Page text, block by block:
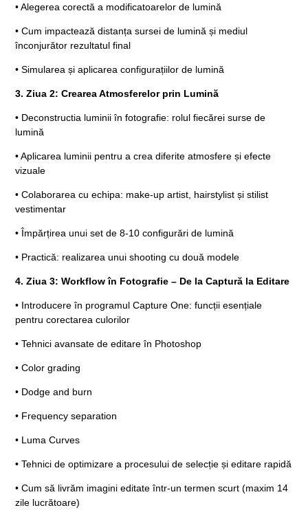
• Alegerea corectă a modificatoarelor de lumină
• Cum impactează distanța sursei de lumină și mediul
înconjurător rezultatul final
• Simularea și aplicarea configurațiilor de lumină
3. Ziua 2: Crearea Atmosferelor prin Lumină
• Deconstructia luminii în fotografie: rolul fiecărei surse de
lumină
• Aplicarea luminii pentru a crea diferite atmosfere și efecte
vizuale
• Colaborarea cu echipa: make-up artist, hairstylist și stilist
vestimentar
• Împărțirea unui set de 8-10 configurări de lumină
• Practică: realizarea unui shooting cu două modele
4. Ziua 3: Workflow în Fotografie – De la Captură la Editare
• Introducere în programul Capture One: funcții esențiale
pentru corectarea culorilor
• Tehnici avansate de editare în Photoshop
• Color grading
• Dodge and burn
• Frequency separation
• Luma Curves
• Tehnici de optimizare a procesului de selecție și editare rapidă
• Cum să livrăm imagini editate într-un termen scurt (maxim 14
zile lucrătoare)